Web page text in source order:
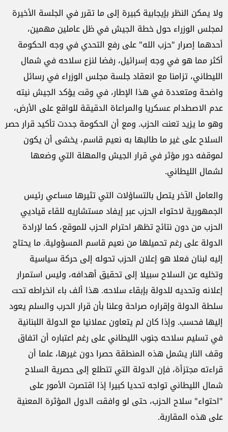
ولا يمكن النظر بإيجابية كبيرة إلى ما تقرر في الجلسة الأخيرة
لمجلس الوزراء حول خطة الجيش في ظل عاملين مهمين،
أحدهما إصرار "حزب الله" على رفع التحدي في وجه الحكومة
أكثر مما هو في وجه إسرائيل، رفضا لنزع سلاحه في شمال
الليطاني، تزامنا مع انعقاد جلسة مجلس الوزراء في رسائل
واضحة ومتعددة في هذا الإطار، في وقت يؤكد الجيش نيته
عدم الاصطدام عسكريا والمراعاة الدقيقة للواقع على الأرض،
وهو ما يزيد تعنت الحزب. ومع أن الحكومة جددت تأكيد قرار حصر
السلاح على غير ما طالبها به نعيم قاسم، يخشى أن يكون
لموقفه دور مؤثر في قرار الجيش والمهلة التي وضعها
لشمال الليطاني.
والعامل الآخر يتصل بالتساؤلات التي تثيرها مساعي رئيس
الجمهورية لاحتواء الحزب عبر إيفاد مستشاريه للقاء قياديي
الحزب من دون نتائج تظهر احترام الحزب للموقع، كما لإرادة
الدولة على رغم تحميلها من نعيم قاسم المسؤولية. ما يحتاج
إليه لبنان فعلا هو إعلان الحزب تحوله إلى حركة سياسية
وتخليه عن السلاح سبيلا إلى تحقيق أهدافه، وليس استمرار
إعلانه وتحديه للدولة بإبقاء سلاحه. هذا ألف باء انخراطه تحت
سلطة الدولة وإقراره صراحة وعلنا بأن قرار الحرب والسلم يعود
إليها فحسب. وإذا كان لم يتعاون عملانيا مع الدولة اللبنانية
في تسليم سلاحه جنوب الليطاني على رغم اعتباره أن اتفاق
وقف النار يشمل هذه المنطقة حصرا دون غيرها، علما أن
قراءته مجتزأة، فإن الدولة التي تتطلع إلى حصرية السلاح
شمال الليطاني تواجه تحديا كبيرا إذا اقتصرت الأمور على
"احتواء" سلاح الحزب، حتى لو وافقت الدول المؤثرة المعنية
على هذه المقاربة.